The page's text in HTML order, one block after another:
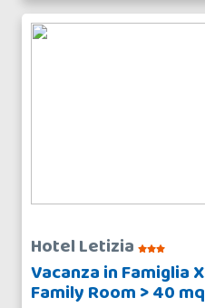
Hotel Letizia
Vacanza in Famiglia
Family Room > 40 mq